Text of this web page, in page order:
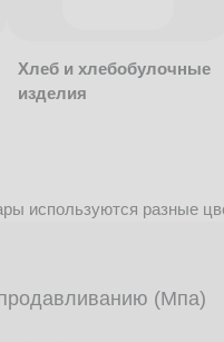
Хлеб и хлебобулочные
изделия
используются разные
(Мпа)